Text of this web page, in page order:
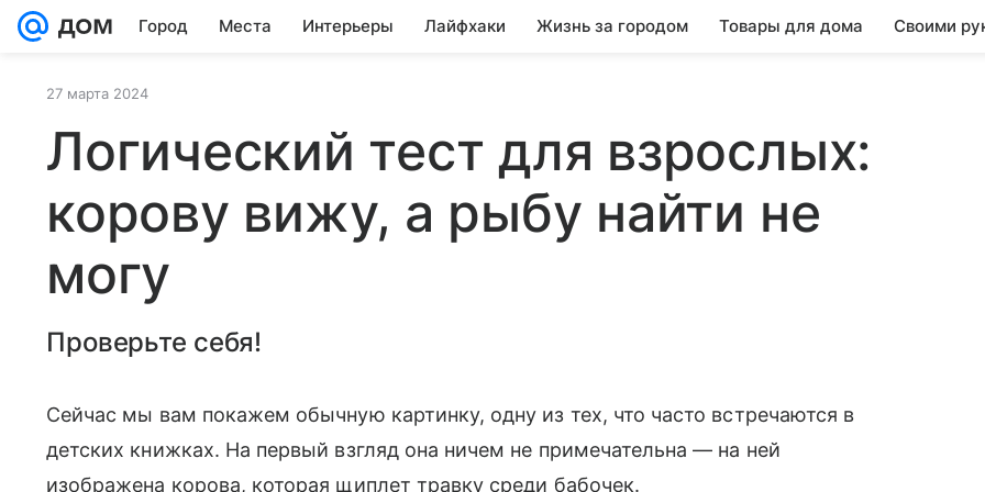
Город Места Интерьеры Лайфхаки Жизнь за городом Товары для дома Своими
27 марта 2024
Логический тест для взрослых:
корову вижу, а рыбу найти не
могу
Проверьте себя!
Сейчас мы вам покажем обычную картинку, одну из тех, что часто встречаются в
детских книжках. На первый взгляд она ничем не примечательна — на ней
изображена корова, которая щиплет травку среди бабочек.